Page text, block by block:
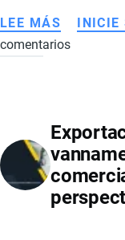
LEE MÁS SOBRE
DE
LIBRE
INICIE
comentarios